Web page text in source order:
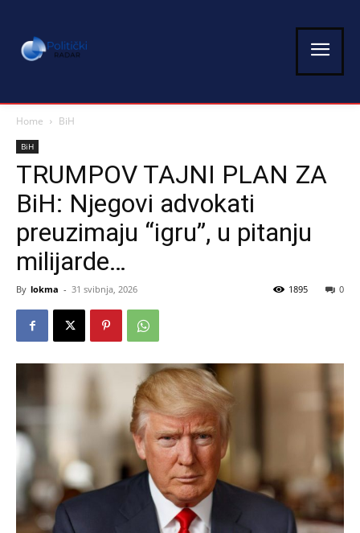
Home BiH
BiH
TRUMPOV TAJNI PLAN ZA
BiH: Njegovi advokati
preuzimaju “igru”, u pitanju
milijarde…
By lokma - 31 svibnja, 2026 0
1895